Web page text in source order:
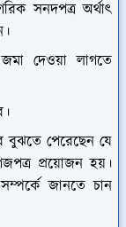
সনদপত্র অর্থাৎ
দেওয়া লাগতে
বুঝতে পেরেছেন যে
প্রয়োজন হয়।
জানতে চান